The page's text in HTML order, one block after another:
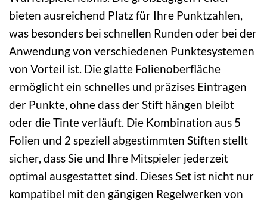
bieten ausreichend Platz für Ihre Punktzahlen,
was besonders bei schnellen Runden oder bei der
Anwendung von verschiedenen Punktesystemen
von Vorteil ist. Die glatte Folienoberfläche
ermöglicht ein schnelles und präzises Eintragen
der Punkte, ohne dass der Stift hängen bleibt
oder die Tinte verläuft. Die Kombination aus 5
Folien und 2 speziell abgestimmten Stiften stellt
sicher, dass Sie und Ihre Mitspieler jederzeit
optimal ausgestattet sind. Dieses Set ist nicht nur
kompatibel mit den gängigen Regelwerken von